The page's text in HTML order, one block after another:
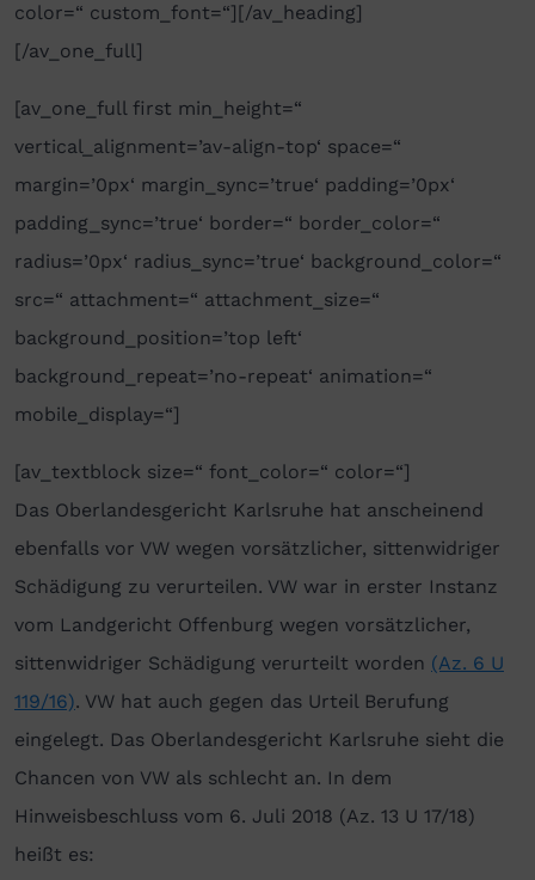
color=“ custom_font=“][/av_heading]
[/av_one_full]
[av_one_full first min_height=“
vertical_alignment=’av-align-top‘ space=“
margin=’0px‘ margin_sync=’true‘ padding=’0px‘
padding_sync=’true‘ border=“ border_color=“
radius=’0px‘ radius_sync=’true‘ background_color=“
src=“ attachment=“ attachment_size=“
background_position=’top left‘
background_repeat=’no-repeat‘ animation=“
mobile_display=“]
[av_textblock size=“ font_color=“ color=“]
Das Oberlandesgericht Karlsruhe hat anscheinend
ebenfalls vor VW wegen vorsätzlicher, sittenwidriger
Schädigung zu verurteilen. VW war in erster Instanz
vom Landgericht Offenburg wegen vorsätzlicher,
sittenwidriger Schädigung verurteilt worden (Az. 6 U
119/16). VW hat auch gegen das Urteil Berufung
eingelegt. Das Oberlandesgericht Karlsruhe sieht die
Chancen von VW als schlecht an. In dem
Hinweisbeschluss vom 6. Juli 2018 (Az. 13 U 17/18)
heißt es: